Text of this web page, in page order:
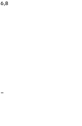
6,8
–